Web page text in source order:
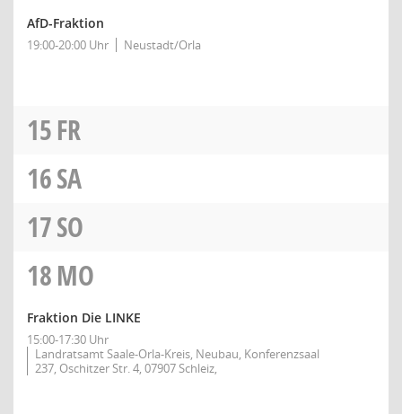
AfD-Fraktion
19:00-20:00 Uhr Neustadt/Orla
15FR
16SA
17SO
18MO
Fraktion Die LINKE
15:00-17:30 Uhr
Landratsamt Saale-Orla-Kreis, Neubau, Konferenzsaal
237, Oschitzer Str. 4, 07907 Schleiz,